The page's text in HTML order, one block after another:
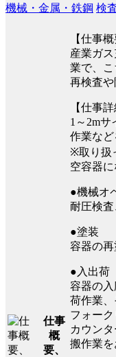
機械・金属・鉄鋼 検
仕事
概
要、
【仕事概
産業ガ
業で、
再検査や
【仕事詳
1～2m
作業など
※取り扱
空容器に
●機械オ
耐圧検
●塗装
容器の
●入出荷
容器の
荷作業
フォーク
カウン
搬作業を